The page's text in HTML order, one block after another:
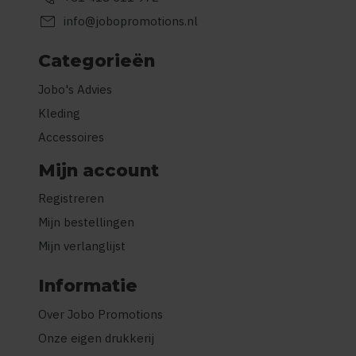
mail info@jobopromotions.nl
Categorieën
Jobo's Advies
Kleding
Accessoires
Mijn account
Registreren
Mijn bestellingen
Mijn verlanglijst
Informatie
Over Jobo Promotions
Onze eigen drukkerij